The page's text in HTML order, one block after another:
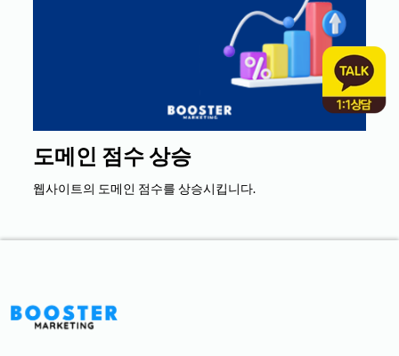
도메인 점수 상승
웹사이트의 도메인 점수를 상승시킵니다.